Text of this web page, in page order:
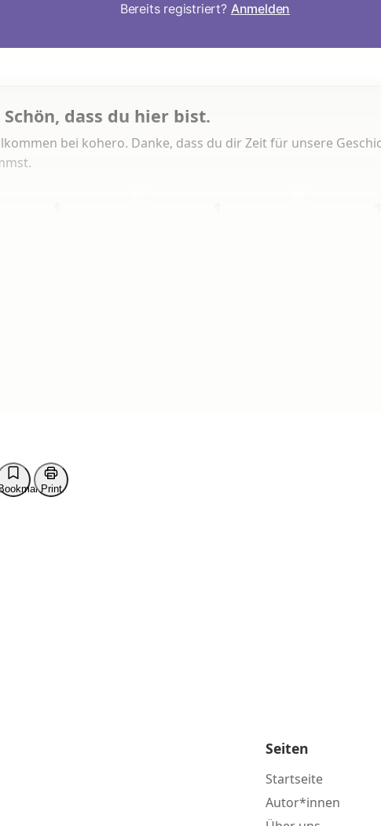
Bereits registriert? Anmelden
Schön, dass du hier bist.
bei kohero. Danke, dass du dir Zeit für unsere
Print
Seiten
Startseite
Autor*innen